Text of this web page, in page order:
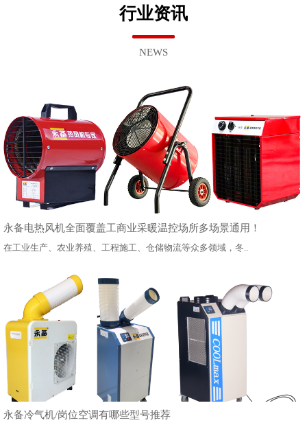
行业资讯
NEWS
永备电热风机全面覆盖工商业采暖温控场所多场景通用！
在工业生产、农业养殖、工程施工、仓储物流等众多领域，冬..
永备冷气机/岗位空调有哪些型号推荐